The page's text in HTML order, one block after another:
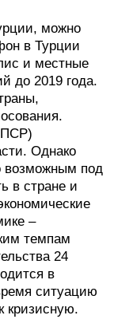
можно
в Турции
и местные
до 2019 года.
Однако
возможным под
в стране и
–
темпам
24
в
ситуацию
кризисную.